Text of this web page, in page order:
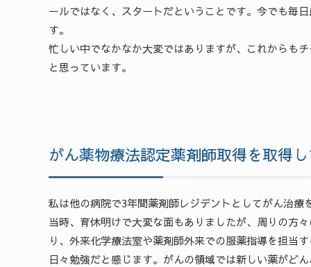
ールではなく、スタートだということです。今でも毎
す。
忙しい中でなかなか大変ではありますが、これからも
と思っています。
がん薬物療法認定薬剤師取得を取得
私は他の病院で3年間薬剤師レジデントとしてがん治
当時、育休明けで大変な面もありましたが、周りの方
り、外来化学療法室や薬剤師外来での服薬指導を担当
日々勉強だと感じます。がんの領域では新しい薬がど